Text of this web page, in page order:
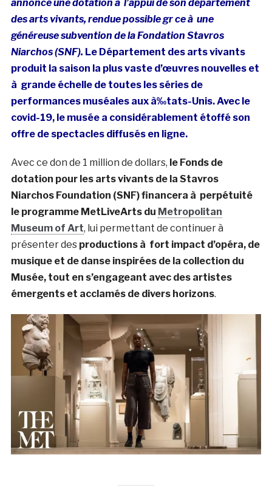
annoncé une dotation à l’appui de son département
des arts vivants, rendue possible gr ce à une
généreuse subvention de la Fondation Stavros
Niarchos (SNF). Le Département des arts vivants
produit la saison la plus vaste d’œuvres nouvelles et
à grande échelle de toutes les séries de
performances muséales aux à‰tats-Unis. Avec le
covid-19, le musée a considérablement étoffé son
offre de spectacles diffusés en ligne.
Avec ce don de 1 million de dollars, le Fonds de
dotation pour les arts vivants de la Stavros
Niarchos Foundation (SNF) financera à perpétuité
le programme MetLiveArts du Metropolitan
Museum of Art, lui permettant de continuer à
présenter des productions à fort impact d’opéra, de
musique et de danse inspirées de la collection du
Musée, tout en s’engageant avec des artistes
émergents et acclamés de divers horizons.